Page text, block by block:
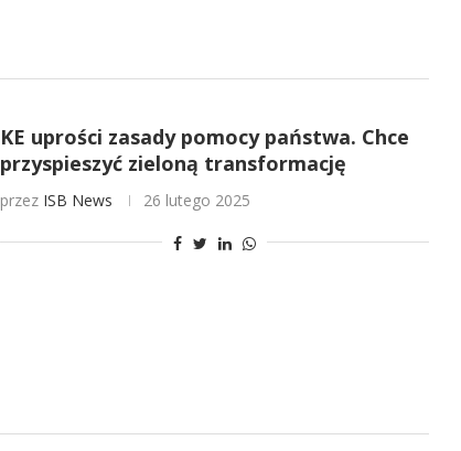
KE uprości zasady pomocy państwa. Chce
przyspieszyć zieloną transformację
przez ISB News 26 lutego 2025